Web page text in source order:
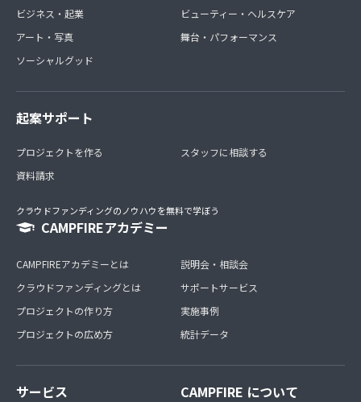
ビジネス・起業
アート・写真
ソーシャルグッド
ビューティー・ヘルスケア
舞台・パフォーマンス
起案サポート
プロジェクトを作る
資料請求
スタッフに相談する
クラウドファンディングのノウハウを無料で学ぼう
CAMPFIREアカデミー
CAMPFIREアカデミーとは
クラウドファンディングとは
プロジェクトの作り方
プロジェクトの広め方
説明会・相談会
サポートサービス
実施事例
統計データ
サービス CAMPFIRE について